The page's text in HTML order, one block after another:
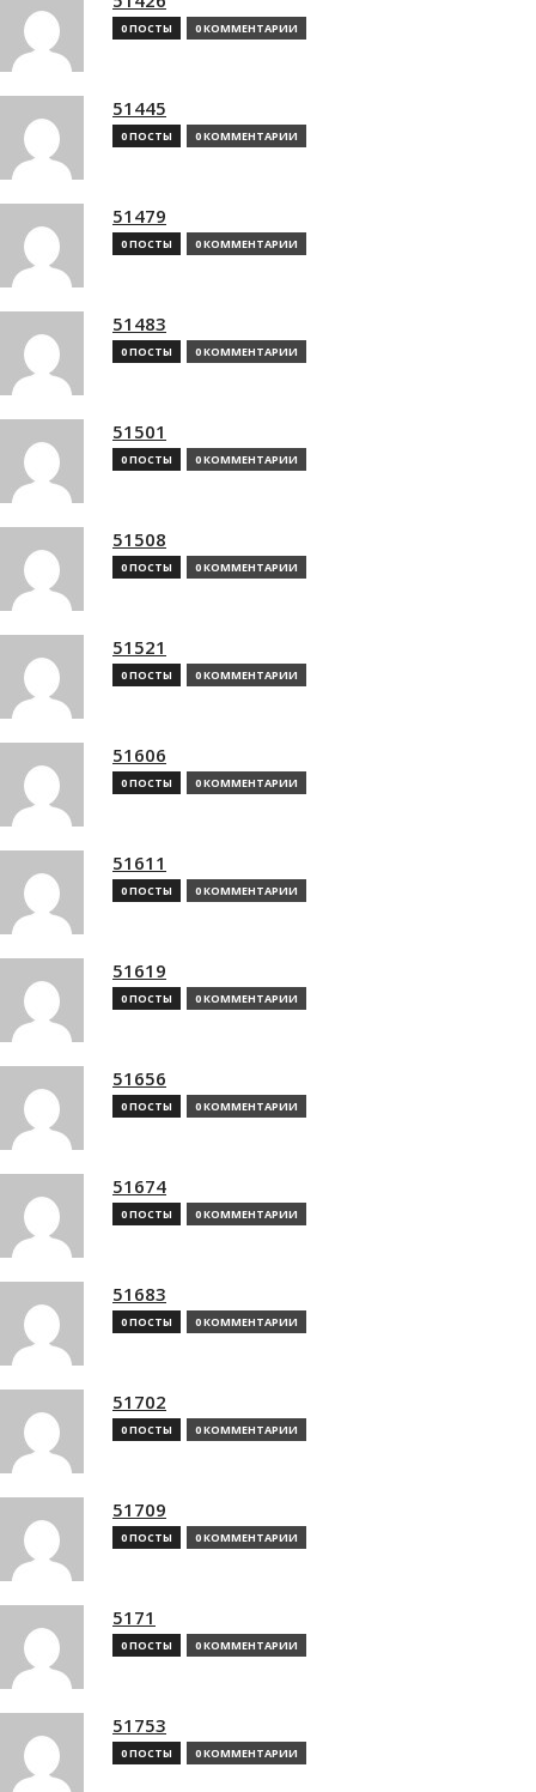
0 ПОСТЫ 0 КОММЕНТАРИИ
51445
0 ПОСТЫ 0 КОММЕНТАРИИ
51479
0 ПОСТЫ 0 КОММЕНТАРИИ
51483
0 ПОСТЫ 0 КОММЕНТАРИИ
51501
0 ПОСТЫ 0 КОММЕНТАРИИ
51508
0 ПОСТЫ 0 КОММЕНТАРИИ
51521
0 ПОСТЫ 0 КОММЕНТАРИИ
51606
0 ПОСТЫ 0 КОММЕНТАРИИ
51611
0 ПОСТЫ 0 КОММЕНТАРИИ
51619
0 ПОСТЫ 0 КОММЕНТАРИИ
51656
0 ПОСТЫ 0 КОММЕНТАРИИ
51674
0 ПОСТЫ 0 КОММЕНТАРИИ
51683
0 ПОСТЫ 0 КОММЕНТАРИИ
51702
0 ПОСТЫ 0 КОММЕНТАРИИ
51709
0 ПОСТЫ 0 КОММЕНТАРИИ
5171
0 ПОСТЫ 0 КОММЕНТАРИИ
51753
0 ПОСТЫ 0 КОММЕНТАРИИ